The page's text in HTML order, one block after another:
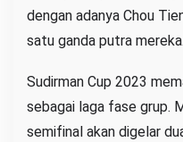
dengan adanya Chou
satu ganda putra mereka.
Sudirman Cup 2023
sebagai laga fase grup.
semifinal akan digelar